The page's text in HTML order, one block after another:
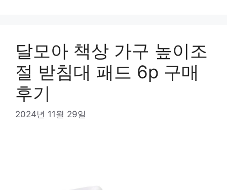
달모아 책상 가구 높이조
절 받침대 패드 6p 구매
후기
2024년 11월 29일